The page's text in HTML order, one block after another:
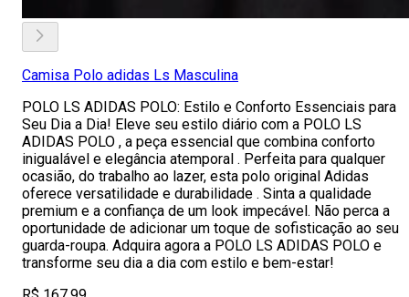
Camisa Polo adidas Ls Masculina
POLO LS ADIDAS POLO: Estilo e Conforto Essenciais para
Seu Dia a Dia! Eleve seu estilo diário com a POLO LS
ADIDAS POLO , a peça essencial que combina conforto
inigualável e elegância atemporal . Perfeita para qualquer
ocasião, do trabalho ao lazer, esta polo original Adidas
oferece versatilidade e durabilidade . Sinta a qualidade
premium e a confiança de um look impecável. Não perca a
oportunidade de adicionar um toque de sofisticação ao seu
guarda-roupa. Adquira agora a POLO LS ADIDAS POLO e
transforme seu dia a dia com estilo e bem-estar!